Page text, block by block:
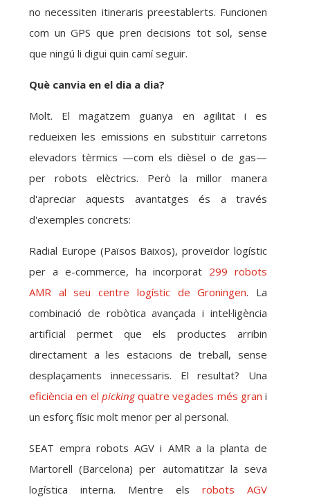
no necessiten itineraris preestablerts. Funcionen
com un GPS que pren decisions tot sol, sense
que ningú li digui quin camí seguir.
Què canvia en el dia a dia?
Molt. El magatzem guanya en agilitat i es
redueixen les emissions en substituir carretons
elevadors tèrmics —com els dièsel o de gas—
per robots elèctrics. Però la millor manera
d'apreciar aquests avantatges és a través
d'exemples concrets:
Radial Europe (Països Baixos), proveïdor logístic
per a e-commerce, ha incorporat 299 robots
AMR al seu centre logístic de Groningen. La
combinació de robòtica avançada i intel·ligència
artificial permet que els productes arribin
directament a les estacions de treball, sense
desplaçaments innecessaris. El resultat? Una
eficiència en el pickingquatre vegades més gran i
un esforç físic molt menor per al personal.
SEAT empra robots AGV i AMR a la planta de
Martorell (Barcelona) per automatitzar la seva
logística interna. Mentre els robots AGV